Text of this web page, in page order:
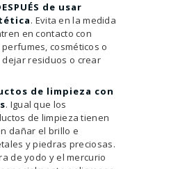
de usar
. Evita en la medida
en contacto con
cosméticos o
residuos o crear
de limpieza con
. Igual que los
de limpieza tienen
dañar el brillo e
y piedras preciosas.
de yodo y el mercurio